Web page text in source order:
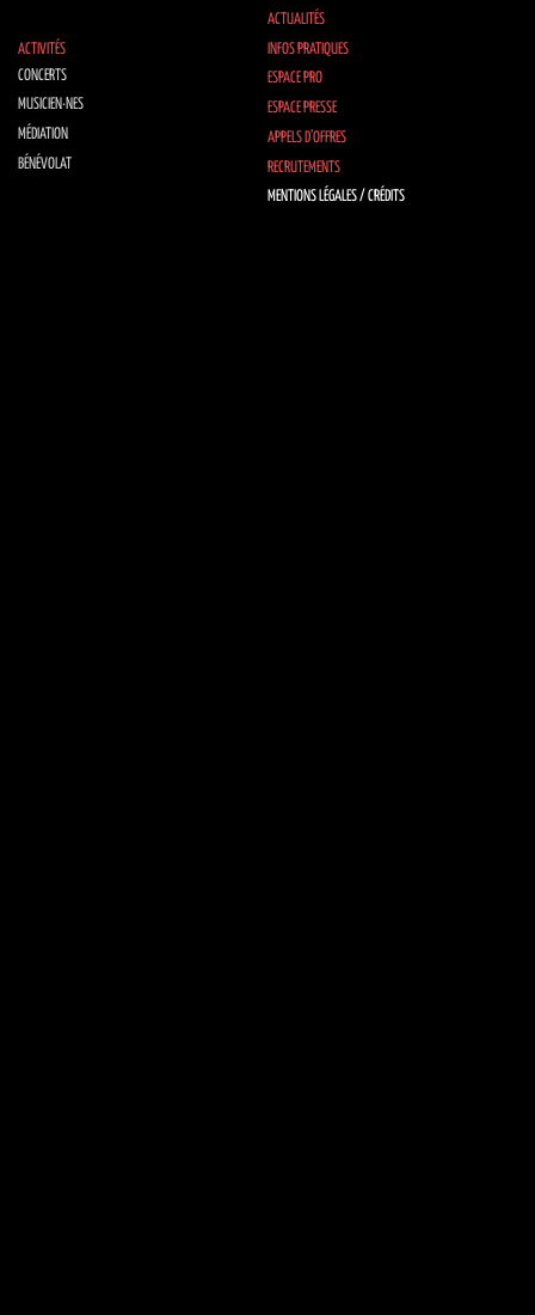
ACTUALITÉS
ACTIVITÉS
CONCERTS
MUSICIEN·NES
MÉDIATION
BÉNÉVOLAT
INFOS PRATIQUES
ESPACE PRO
ESPACE PRESSE
APPELS D’OFFRES
RECRUTEMENTS
MENTIONS LÉGALES / CRÉDITS